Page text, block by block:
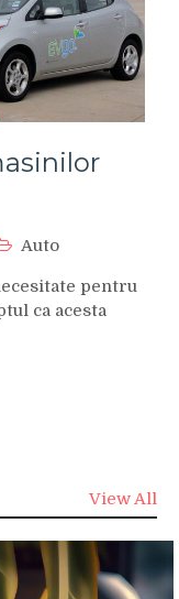
Auto
pentru
ca acesta
View All